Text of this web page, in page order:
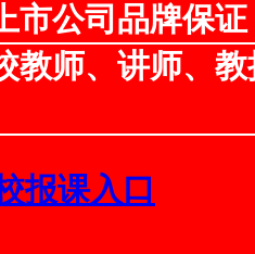
市公司品牌保证
教师、讲师、教
报课入口